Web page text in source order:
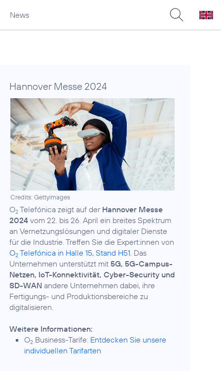
News
Hannover Messe 2024
Credits: Gettyimages
O2 Telefónica zeigt auf der Hannover Messe
2024 vom 22. bis 26. April ein breites Spektrum
an Vernetzungslösungen und digitaler Dienste
für die Industrie. Treffen Sie die Expert:innen von
O2 Telefónica in Halle 15, Stand H51. Das
Unternehmen unterstützt mit5G, 5G-Campus-
Netzen, IoT-Konnektivität, Cyber-Security und
SD-WAN andere Unternehmen dabei, ihre
Fertigungs- und Produktionsbereiche zu
digitalisieren.
Weitere Informationen:
O2 Business-Tarife: Entdecken Sie unsere
individuellen Tarifarten